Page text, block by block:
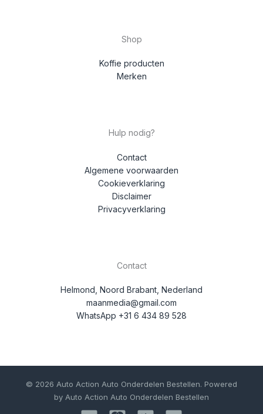
Shop
Koffie producten
Merken
Hulp nodig?
Contact
Algemene voorwaarden
Cookieverklaring
Disclaimer
Privacyverklaring
Contact
Helmond, Noord Brabant, Nederland
maanmedia@gmail.com
WhatsApp +31 6 434 89 528
© 2026 Auto Action Auto Onderdelen Bestellen. Powered
by Auto Action Auto Onderdelen Bestellen